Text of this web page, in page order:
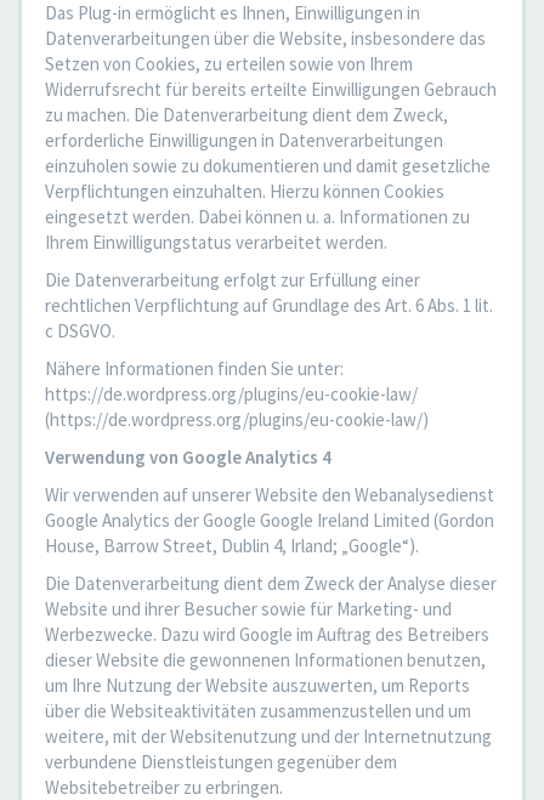
Das Plug-in ermöglicht es Ihnen, Einwilligungen in
Datenverarbeitungen über die Website, insbesondere das
Setzen von Cookies, zu erteilen sowie von Ihrem
Widerrufsrecht für bereits erteilte Einwilligungen Gebrauch
zu machen. Die Datenverarbeitung dient dem Zweck,
erforderliche Einwilligungen in Datenverarbeitungen
einzuholen sowie zu dokumentieren und damit gesetzliche
Verpflichtungen einzuhalten. Hierzu können Cookies
eingesetzt werden. Dabei können u. a. Informationen zu
Ihrem Einwilligungstatus verarbeitet werden.
Die Datenverarbeitung erfolgt zur Erfüllung einer
rechtlichen Verpflichtung auf Grundlage des Art. 6 Abs. 1 lit.
c DSGVO.
Nähere Informationen finden Sie unter:
https://de.wordpress.org/plugins/eu-cookie-law/
(https://de.wordpress.org/plugins/eu-cookie-law/)
Verwendung von Google Analytics 4
Wir verwenden auf unserer Website den Webanalysedienst
Google Analytics der Google Google Ireland Limited (Gordon
House, Barrow Street, Dublin 4, Irland; „Google“).
Die Datenverarbeitung dient dem Zweck der Analyse dieser
Website und ihrer Besucher sowie für Marketing- und
Werbezwecke. Dazu wird Google im Auftrag des Betreibers
dieser Website die gewonnenen Informationen benutzen,
um Ihre Nutzung der Website auszuwerten, um Reports
über die Websiteaktivitäten zusammenzustellen und um
weitere, mit der Websitenutzung und der Internetnutzung
verbundene Dienstleistungen gegenüber dem
Websitebetreiber zu erbringen.